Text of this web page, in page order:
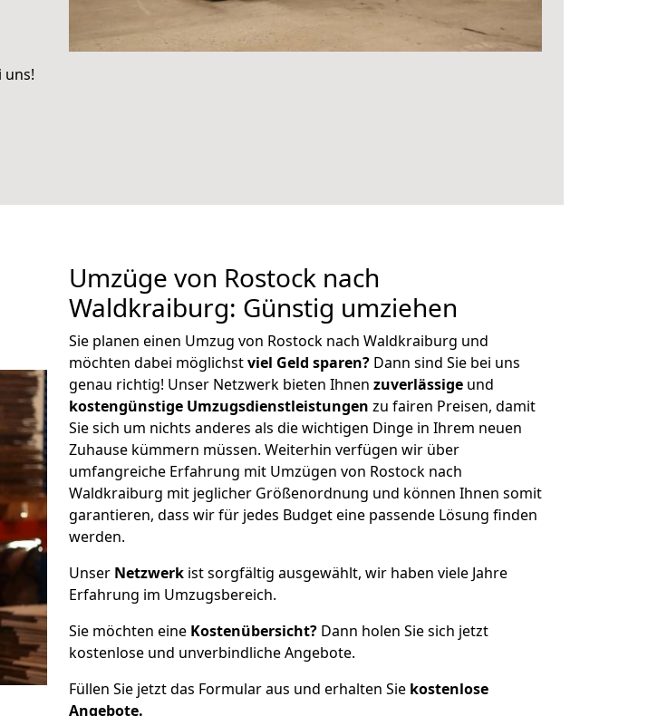
uns!
Umzüge von Rostock nach
Waldkraiburg: Günstig umziehen
Sie planen einen Umzug von Rostock nach Waldkraiburg und
möchten dabei möglichstviel Geld sparen? Dann sind Sie bei uns
genau richtig! Unser Netzwerk bieten Ihnen zuverlässige und
kostengünstige Umzugsdienstleistungen zu fairen Preisen, damit
Sie sich um nichts anderes als die wichtigen Dinge in Ihrem neuen
Zuhause kümmern müssen. Weiterhin verfügen wir über
umfangreiche Erfahrung mit Umzügen von Rostock nach
Waldkraiburg mit jeglicher Größenordnung und können Ihnen somit
garantieren, dass wir für jedes Budget eine passende Lösung finden
werden.
Unser Netzwerk ist sorgfältig ausgewählt, wir haben viele Jahre
Erfahrung im Umzugsbereich.
Sie möchten eine Kostenübersicht? Dann holen Sie sich jetzt
kostenlose und unverbindliche Angebote.
Füllen Sie jetzt das Formular aus und erhalten Sie kostenlose
Angebote.